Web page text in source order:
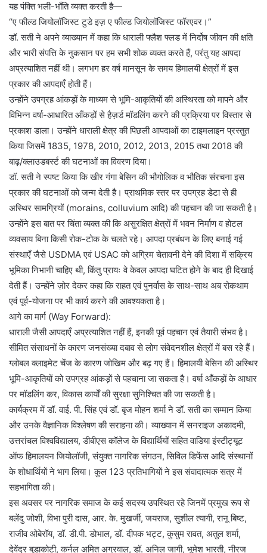
यह पंक्ति भली-भाँति व्यक्त करती है—
“ए फील्ड जियोलॉजिस्ट टुडे इज़ ए फील्ड जियोलॉजिस्ट फॉरएवर।”
डॉ. सती ने अपने व्याख्यान में कहा कि धाराली फ्लैश फ्लड में निर्दोष जीवन की क्षति
और भारी संपत्ति के नुकसान पर हम सभी शोक व्यक्त करते हैं, परंतु यह आपदा
अप्रत्याशित नहीं थी। लगभग हर वर्ष मानसून के समय हिमालयी क्षेत्रों में इस
प्रकार की आपदाएँ होती हैं।
उन्होंने उपग्रह आंकड़ों के माध्यम से भूमि-आकृतियों की अस्थिरता को मापने और
विभिन्न वर्षा-आधारित आँकड़ों से हैज़र्ड मॉडलिंग करने की प्रक्रिया पर विस्तार से
प्रकाश डाला। उन्होंने धाराली क्षेत्र की पिछली आपदाओं का टाइमलाइन प्रस्तुत
किया जिसमें 1835, 1978, 2010, 2012, 2013, 2015 तथा 2018 की
बाढ़/क्लाउडबर्स्ट की घटनाओं का विवरण दिया।
डॉ. सती ने स्पष्ट किया कि खीर गंगा बेसिन की भौगोलिक व भौतिक संरचना इस
प्रकार की घटनाओं को जन्म देती है। प्राथमिक स्तर पर उपग्रह डेटा से ही
अस्थिर सामग्रियों (morains, colluvium आदि) की पहचान की जा सकती है।
उन्होंने इस बात पर चिंता व्यक्त की कि असुरक्षित क्षेत्रों में भवन निर्माण व होटल
व्यवसाय बिना किसी रोक-टोक के चलते रहे। आपदा प्रबंधन के लिए बनाई गई
संस्थाएँ जैसे USDMA एवं USAC को अग्रिम चेतावनी देने की दिशा में सक्रिय
भूमिका निभानी चाहिए थी, किंतु प्रायः वे केवल आपदा घटित होने के बाद ही दिखाई
देती हैं। उन्होंने ज़ोर देकर कहा कि राहत एवं पुनर्वास के साथ-साथ अब रोकथाम
एवं पूर्व-योजना पर भी कार्य करने की आवश्यकता है।
आगे का मार्ग (Way Forward):
धाराली जैसी आपदाएँ अप्रत्याशित नहीं हैं, इनकी पूर्व पहचान एवं तैयारी संभव है।
सीमित संसाधनों के कारण जनसंख्या दबाव से लोग संवेदनशील क्षेत्रों में बस रहे हैं।
ग्लोबल क्लाइमेट चेंज के कारण जोखिम और बढ़ गए हैं। हिमालयी बेसिन की अस्थिर
भूमि-आकृतियों को उपग्रह आंकड़ों से पहचाना जा सकता है। वर्षा आँकड़ों के आधार
पर मॉडलिंग कर, विकास कार्यों की सुरक्षा सुनिश्चित की जा सकती है।
कार्यक्रम में डॉ. वाई. पी. सिंह एवं डॉ. बृज मोहन शर्मा ने डॉ. सती का सम्मान किया
और उनके वैज्ञानिक विश्लेषण की सराहना की। व्याख्यान में सनराइज अकादमी,
उत्तरांचल विश्वविद्यालय, डीबीएस कॉलेज के विद्यार्थियों सहित वाडिया इंस्टीट्यूट
ऑफ हिमालयन जियोलॉजी, संयुक्त नागरिक संगठन, सिविल डिफेंस आदि संस्थानों
के शोधार्थियों ने भाग लिया। कुल 123 प्रतिभागियों ने इस संवादात्मक सत्र में
सहभागिता की।
इस अवसर पर नागरिक समाज के कई सदस्य उपस्थित रहे जिनमें प्रमुख रूप से
बलेंदु जोशी, विभा पुरी दास, आर. के. मुखर्जी, जयराज, सुशील त्यागी, रानू बिष्ट,
राजीव ओबेरॉय, डॉ. डी.पी. डोभाल, डॉ. दीपक भट्ट, कुसुम रावत, अतुल शर्मा,
देवेंद्र बुडाकोटी, कर्नल अमित अग्रवाल, डॉ. अनिल जागी, भूमेश भारती, नीरज